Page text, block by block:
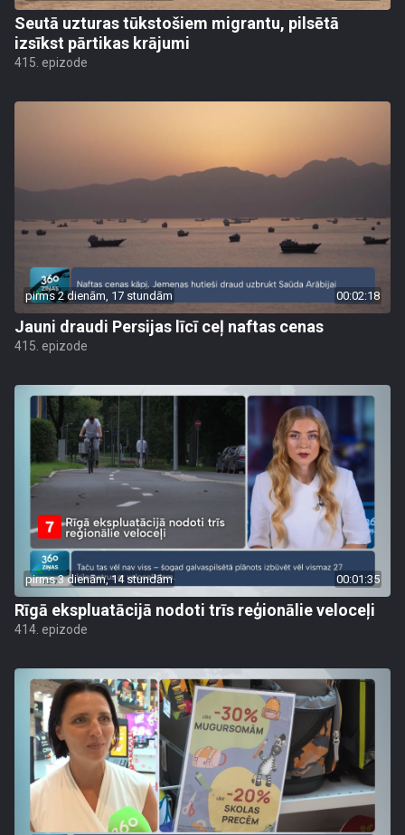
Seutā uzturas tūkstošiem migrantu, pilsētā
izsīkst pārtikas krājumi
415. epizode
pirms 2 dienām, 17 stundām 00:02:18
Jauni draudi Persijas līcī ceļ naftas cenas
415. epizode
pirms 3 dienām, 14 stundām 00:01:35
Rīgā ekspluatācijā nodoti trīs reģionālie veloceļi
414. epizode